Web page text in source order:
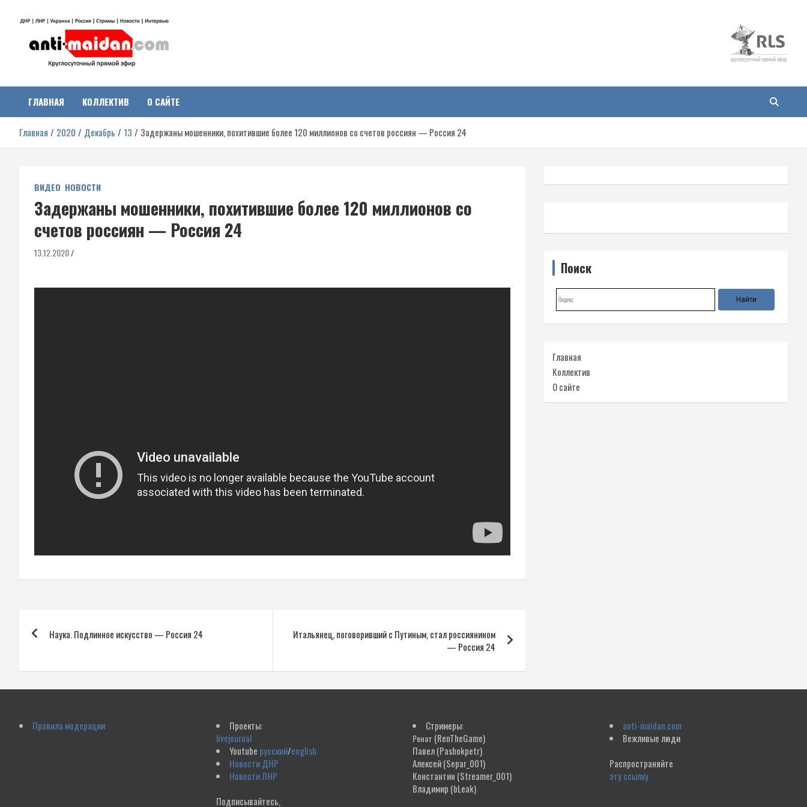
Антимайдан:
Гражданская война на
Украине
о гражданской войне на Украине, включая события в Новороссии,
ДНР, ЛНР и других регионах.
ГЛАВНАЯ КОЛЛЕКТИВ О САЙТЕ
Главная 2020 Декабрь 13 Задержаны мошенники, похитившие более 120 миллионов со счетов россиян — Россия 24
ВИДЕО НОВОСТИ
Задержаны мошенники, похитившие более 120 миллионов со
счетов россиян — Россия 24
13.12.2020
Навигация
по
записям
Наука. Подлинное искусство — Россия 24
Итальянец, поговоривший с Путиным, стал россиянином
— Россия 24
Поиск
Главная
Коллектив
О сайте
Правила модерации
Проекты:
livejournal
Youtube русский/english
Новости ДНР
Новости ЛНР
Подписывайтесь,
Стримеры:
Ренат (RenTheGame)
Павел(Pashokpetr)
Алексей(Separ_001)
Константин (Streamer_001)
Владимир (bLeak)
anti-maidan.com
Вежливые люди
Распространяйте
эту ссылку